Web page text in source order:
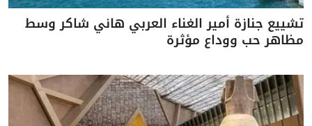
تشييع جنازة أمير الغناء العربي هاني شاكر وسط
مظاهر حب ووداع مؤثرة